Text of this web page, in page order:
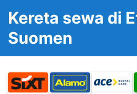
Kereta sewa di
Suomen